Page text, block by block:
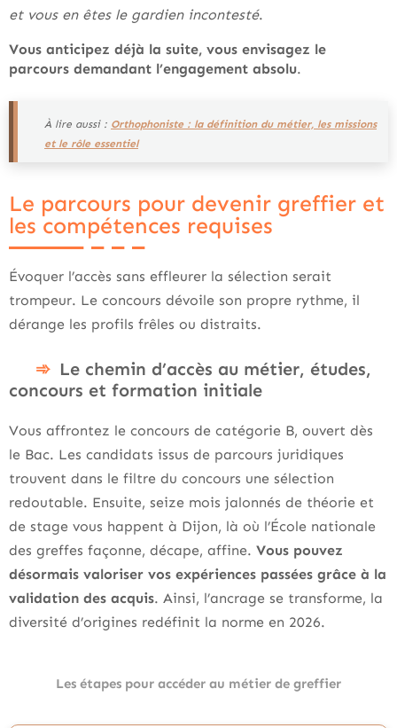
et vous en êtes le gardien incontesté.
Vous anticipez déjà la suite, vous envisagez le
parcours demandant l’engagement absolu.
À lire aussi : Orthophoniste : la définition du métier, les missions
et le rôle essentiel
Le parcours pour devenir greffier et
les compétences requises
Évoquer l’accès sans effleurer la sélection serait
trompeur. Le concours dévoile son propre rythme, il
dérange les profils frêles ou distraits.
Le chemin d’accès au métier, études,
concours et formation initiale
Vous affrontez le concours de catégorie B, ouvert dès
le Bac. Les candidats issus de parcours juridiques
trouvent dans le filtre du concours une sélection
redoutable. Ensuite, seize mois jalonnés de théorie et
de stage vous happent à Dijon, là où l’École nationale
des greffes façonne, décape, affine. Vous pouvez
désormais valoriser vos expériences passées grâce à la
validation des acquis. Ainsi, l’ancrage se transforme, la
diversité d’origines redéfinit la norme en 2026.
Les étapes pour accéder au métier de greffier